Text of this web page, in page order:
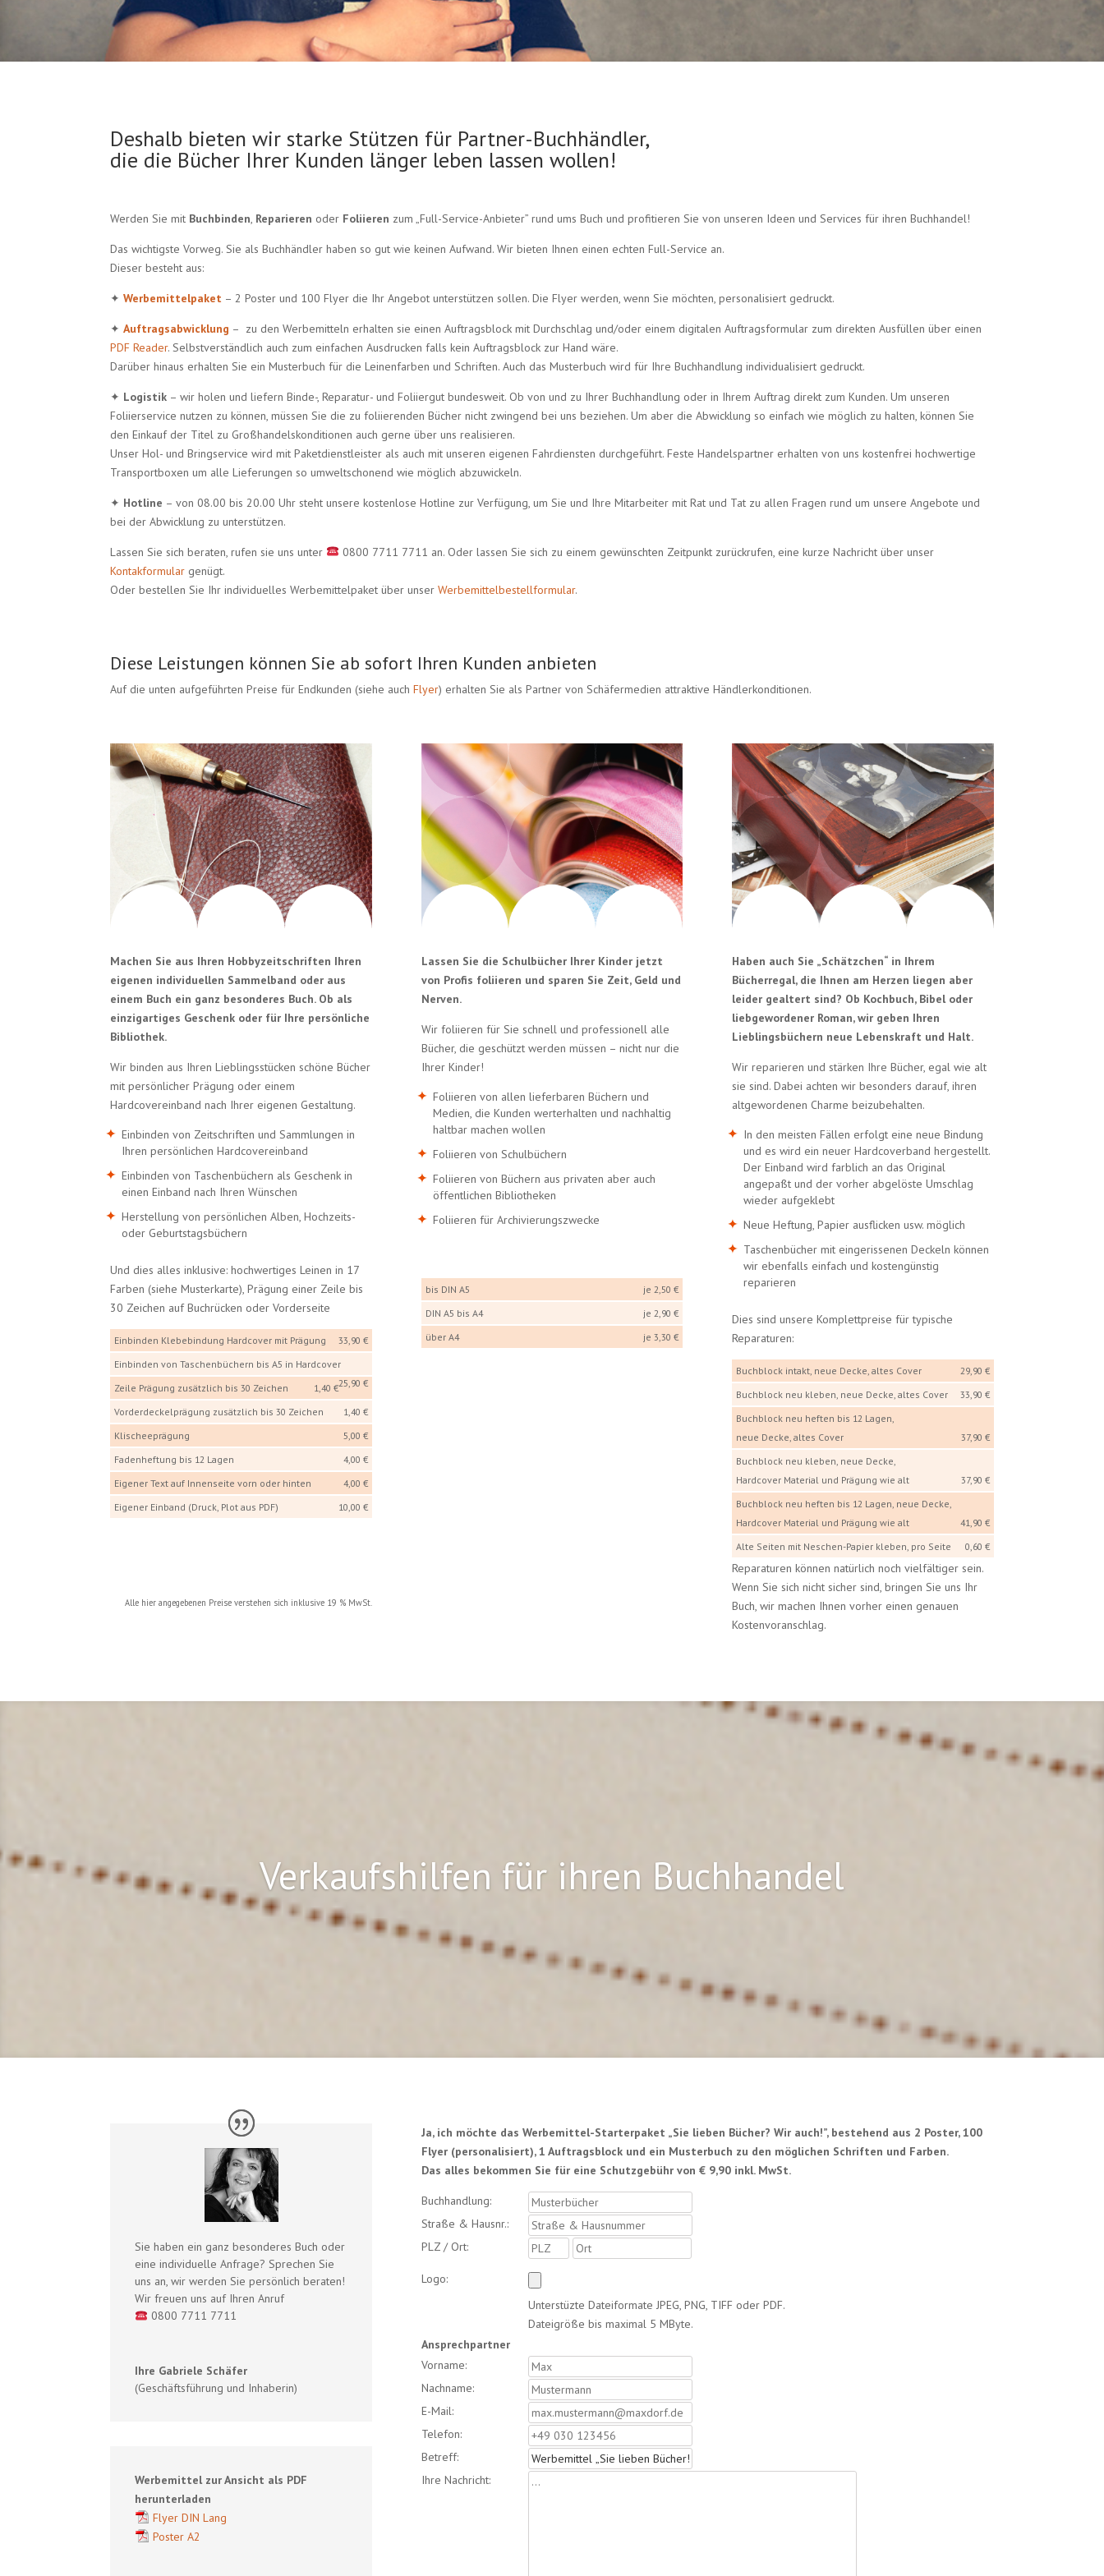
Deshalb bieten wir starke Stützen für Partner-Buchhändler,
die die Bücher Ihrer Kunden länger leben lassen wollen!
Werden Sie mit Buchbinden, Reparieren oder Foliieren zum „Full-Service-Anbieter” rund ums Buch und profitieren Sie von unseren Ideen und Services für ihren Buchhandel!
Das wichtigste Vorweg. Sie als Buchhändler haben so gut wie keinen Aufwand. Wir bieten Ihnen einen echten Full-Service an.
Dieser besteht aus:
✦Werbemittelpaket – 2 Poster und 100 Flyer die Ihr Angebot unterstützen sollen. Die Flyer werden, wenn Sie möchten, personalisiert gedruckt.
✦Auftragsabwicklung – zu den Werbemitteln erhalten sie einen Auftragsblock mit Durchschlag und/oder einem digitalen Auftragsformular zum direkten Ausfüllen über einen
PDF Reader. Selbstverständlich auch zum einfachen Ausdrucken falls kein Auftragsblock zur Hand wäre.
Darüber hinaus erhalten Sie ein Musterbuch für die Leinenfarben und Schriften. Auch das Musterbuch wird für Ihre Buchhandlung individualisiert gedruckt.
✦ Logistik – wir holen und liefern Binde-, Reparatur- und Foliiergut bundesweit. Ob von und zu Ihrer Buchhandlung oder in Ihrem Auftrag direkt zum Kunden. Um unseren
Foliierservice nutzen zu können, müssen Sie die zu foliierenden Bücher nicht zwingend bei uns beziehen. Um aber die Abwicklung so einfach wie möglich zu halten, können Sie
den Einkauf der Titel zu Großhandelskonditionen auch gerne über uns realisieren.
Unser Hol- und Bringservice wird mit Paketdienstleister als auch mit unseren eigenen Fahrdiensten durchgeführt. Feste Handelspartner erhalten von uns kostenfrei hochwertige
Transportboxen um alle Lieferungen so umweltschonend wie möglich abzuwickeln.
✦ Hotline – von 08.00 bis 20.00 Uhr steht unsere kostenlose Hotline zur Verfügung, um Sie und Ihre Mitarbeiter mit Rat und Tat zu allen Fragen rund um unsere Angebote und
bei der Abwicklung zu unterstützen.
Lassen Sie sich beraten, rufen sie uns unter
0800 7711 7711 an. Oder lassen Sie sich zu einem gewünschten Zeitpunkt zurückrufen, eine kurze Nachricht über unser
Kontakformular genügt.
Oder bestellen Sie Ihr individuelles Werbemittelpaket über unserWerbemittelbestellformular.
Diese Leistungen können Sie ab sofort Ihren Kunden anbieten
Auf die unten aufgeführten Preise für Endkunden (siehe auchFlyer) erhalten Sie als Partner von Schäfermedien attraktive Händlerkonditionen.
Machen Sie aus Ihren Hobbyzeitschriften Ihren
eigenen individuellen Sammelband oder aus
einem Buch ein ganz besonderes Buch. Ob als
einzigartiges Geschenk oder für Ihre persönliche
Bibliothek.
Wir binden aus Ihren Lieblingsstücken schöne Bücher
mit persönlicher Prägung oder einem
Hardcovereinband nach Ihrer eigenen Gestaltung.
Einbinden von Zeitschriften und Sammlungen in
Ihren persönlichen Hardcovereinband
Einbinden von Taschenbüchern als Geschenk in
einen Einband nach Ihren Wünschen
Herstellung von persönlichen Alben, Hochzeits-
oder Geburtstagsbüchern
Und dies alles inklusive: hochwertiges Leinen in 17
Farben (siehe Musterkarte), Prägung einer Zeile bis
30 Zeichen auf Buchrücken oder Vorderseite
Einbinden Klebebindung Hardcover mit Prägung
33,90 €
Einbinden von Taschenbüchern bis A5 in Hardcover
25,90 €
Zeile Prägung zusätzlich bis 30 Zeichen
1,40 €
Vorderdeckelprägung zusätzlich bis 30 Zeichen
1,40 €
Klischeeprägung
5,00 €
Fadenheftung bis 12 Lagen
4,00 €
Eigener Text auf Innenseite vorn oder hinten
4,00 €
Eigener Einband (Druck, Plot aus PDF)
10,00 €
Alle hier angegebenen Preise verstehen sich inklusive 19 % MwSt.
Lassen Sie die Schulbücher Ihrer Kinder jetzt
von Profis foliieren und sparen Sie Zeit, Geld und
Nerven.
Wir foliieren für Sie schnell und professionell alle
Bücher, die geschützt werden müssen – nicht nur die
Ihrer Kinder!
Foliieren von allen lieferbaren Büchern und
Medien, die Kunden werterhalten und nachhaltig
haltbar machen wollen
Foliieren von Schulbüchern
Foliieren von Büchern aus privaten aber auch
öffentlichen Bibliotheken
Foliieren für Archivierungszwecke
bis DIN A5
je 2,50 €
DIN A5 bis A4
je 2,90 €
über A4
je 3,30 €
Haben auch Sie „Schätzchen“ in Ihrem
Bücherregal, die Ihnen am Herzen liegen aber
leider gealtert sind? Ob Kochbuch, Bibel oder
liebgewordener Roman, wir geben Ihren
Lieblingsbüchern neue Lebenskraft und Halt.
Wir reparieren und stärken Ihre Bücher, egal wie alt
sie sind. Dabei achten wir besonders darauf, ihren
altgewordenen Charme beizubehalten.
In den meisten Fällen erfolgt eine neue Bindung
und es wird ein neuer Hardcoverband hergestellt.
Der Einband wird farblich an das Original
angepaßt und der vorher abgelöste Umschlag
wieder aufgeklebt
Neue Heftung, Papier ausflicken usw. möglich
Taschenbücher mit eingerissenen Deckeln können
wir ebenfalls einfach und kostengünstig
reparieren
Dies sind unsere Komplettpreise für typische
Reparaturen:
Buchblock intakt, neue Decke, altes Cover
29,90 €
Buchblock neu kleben, neue Decke, altes Cover
33,90 €
Buchblock neu heften bis 12 Lagen,
neue Decke, altes Cover
37,90 €
Buchblock neu kleben, neue Decke,
Hardcover Material und Prägung wie alt
37,90 €
Buchblock neu heften bis 12 Lagen, neue Decke,
Hardcover Material und Prägung wie alt
41,90 €
Alte Seiten mit Neschen-Papier kleben, pro Seite
0,60 €
Reparaturen können natürlich noch vielfältiger sein.
Wenn Sie sich nicht sicher sind, bringen Sie uns Ihr
Buch, wir machen Ihnen vorher einen genauen
Kostenvoranschlag.
Verkaufshilfen für ihren Buchhandel
Sie haben ein ganz besonderes Buch oder
eine individuelle Anfrage? Sprechen Sie
uns an, wir werden Sie persönlich beraten!
Wir freuen uns auf Ihren Anruf
0800 7711 7711
Ihre Gabriele Schäfer
(Geschäftsführung und Inhaberin)
Werbemittel zur Ansicht als PDF
herunterladen
Flyer DIN Lang
Poster A2
Ja, ich möchte das Werbemittel-Starterpaket „Sie lieben Bücher? Wir auch!”, bestehend aus 2 Poster, 100
Flyer (personalisiert), 1 Auftragsblock und ein Musterbuch zu den möglichen Schriften und Farben.
Das alles bekommen Sie für eine Schutzgebühr von € 9,90 inkl. MwSt.
Buchhandlung:
Straße & Hausnr.:
PLZ / Ort:
Logo:
Unterstüzte Dateiformate JPEG, PNG, TIFF oder PDF.
Dateigröße bis maximal 5 MByte.
Ansprechpartner
Vorname:
Nachname:
E-Mail:
Telefon:
Betreff:
Ihre Nachricht: